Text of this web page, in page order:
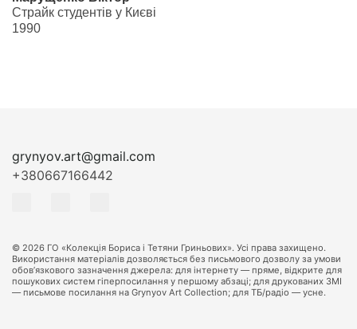
Страйк студентів у Києві
1990
grynyov.art@gmail.com
+380667166442
© 2026 ГО «Колекція Бориса і Тетяни Гриньових». Усі права захищено.
Використання матеріалів дозволяється без письмового дозволу за умови
обов’язкового зазначення джерела: для інтернету — пряме, відкрите для
пошукових систем гіперпосилання у першому абзаці; для друкованих ЗМІ
— письмове посилання на Grynyov Art Collection; для ТБ/радіо — усне.